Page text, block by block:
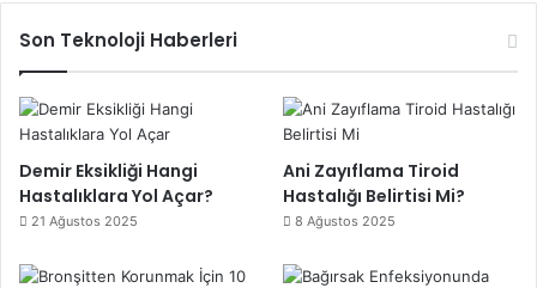
Son Teknoloji Haberleri
Demir Eksikliği Hangi
Hastalıklara Yol Açar?
21 Ağustos 2025
Ani Zayıflama Tiroid
Hastalığı Belirtisi Mi?
8 Ağustos 2025